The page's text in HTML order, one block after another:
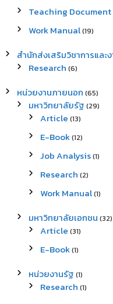
Teaching Document
Work Manual(19)
สำนักส่งเสริมวิชาการและ
Research (6)
หน่วยงานภายนอก (65)
มหาวิทยาลัยรัฐ (29)
Article (13)
E-Book(12)
Job Analysis(1)
Research (2)
Work Manual(1)
มหาวิทยาลัยเอกชน (32)
Article (31)
E-Book(1)
หน่วยงานรัฐ (1)
Research (1)